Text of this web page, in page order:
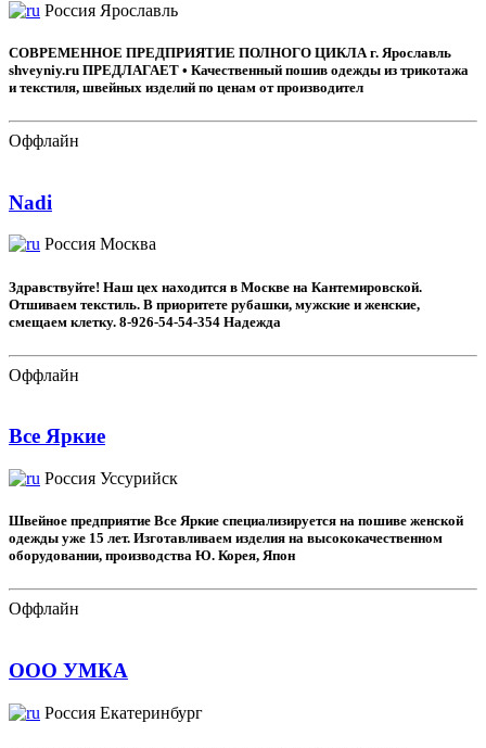
Россия Ярославль
СОВРЕМЕННОЕ ПРЕДПРИЯТИЕ ПОЛНОГО ЦИКЛА г. Ярославль
shveyniy.ru ПРЕДЛАГАЕТ • Качественный пошив одежды из трикотажа
и текстиля, швейных изделий по ценам от производител
Оффлайн
Nadi
Россия Москва
Здравствуйте! Наш цех находится в Москве на Кантемировской.
Отшиваем текстиль. В приоритете рубашки, мужские и женские,
смещаем клетку. 8-926-54-54-354 Надежда
Оффлайн
Все Яркие
Россия Уссурийск
Швейное предприятие Все Яркие специализируется на пошиве женской
одежды уже 15 лет. Изготавливаем изделия на высококачественном
оборудовании, производства Ю. Корея, Япон
Оффлайн
ООО УМКА
Россия Екатеринбург